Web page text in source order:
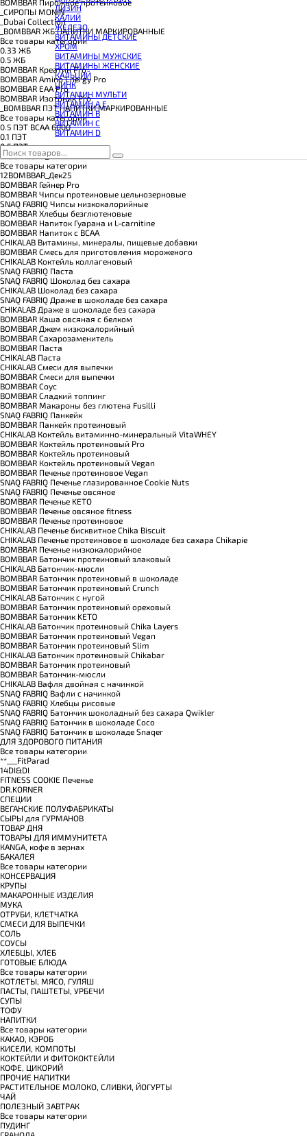
КРЕАТИН
ПОЛЕЗНЫЕ ЖИРЫ
ПРОТЕИН
ПРОТЕИНОВОЕ ПЕЧЕНЬЕ
ПРОТЕИНОВЫЕ БАТОНЧИКИ
ПРОТЕИНОВЫЕ КАШИ
ТЕСТОБУСТЕРЫ
ЦИТРУЛЛИН МАЛАТ
ПРЕДТРЕНИРОВОЧНЫЕ КОМПЛЕКСЫ
ЭНЕРГЕТИКИ И ЖИРОСЖИГАТЕЛИ#
ЛИЗИН
КАЛИЙ
ЖЕЛЕЗО
ВИТАМИНЫ ДЕТСКИЕ
ХРОМ
ВИТАМИНЫ МУЖСКИЕ
ВИТАМИНЫ ЖЕНСКИЕ
КАЛЬЦИЙ
ЦИНК
ВИТАМИН МУЛЬТИ
ВИТАМИН A E
ВИТАМИН B
ВИТАМИН C
ВИТАМИН D
_CИРОПЫ MONIN
_Dubai Collection
_BOMBBAR ЖБ НАПИТКИ МАРКИРОВАННЫЕ
Все товары категории
0.33 ЖБ
0.5 ЖБ
BOMBBAR Креатин Pro
BOMBBAR Amino Energy Pro
BOMBBAR EAA Pro
BOMBBAR Изотоник Pro
_BOMBBAR ПЭТ НАПИТКИ МАРКИРОВАННЫЕ
Все товары категории
0.5 ПЭТ ВСАА 6000
0.1 ПЭТ
0.5 ПЭТ
14BOMBBAR_24
Все товары категории
12BOMBBAR_Дек25
BOMBBAR Гейнер Pro
BOMBBAR Чипсы протеиновые цельнозерновые
SNAQ FABRIQ Чипсы низкокалорийные
BOMBBAR Хлебцы безглютеновые
BOMBBAR Напиток Гуарана и L-carnitine
BOMBBAR Напиток с BCAA
CHIKALAB Витамины, минералы, пищевые добавки
BOMBBAR Смесь для приготовления мороженого
CHIKALAB Коктейль коллагеновый
SNAQ FABRIQ Паста
SNAQ FABRIQ Шоколад без сахара
CHIKALAB Шоколад без сахара
SNAQ FABRIQ Драже в шоколаде без сахара
CHIKALAB Драже в шоколаде без сахара
BOMBBAR Каша овсяная с белком
BOMBBAR Джем низкокалорийный
BOMBBAR Сахарозаменитель
BOMBBAR Паста
CHIKALAB Паста
CHIKALAB Смеси для выпечки
BOMBBAR Смеси для выпечки
BOMBBAR Соус
BOMBBAR Сладкий топпинг
BOMBBAR Макароны без глютена Fusilli
SNAQ FABRIQ Панкейк
BOMBBAR Панкейк протеиновый
CHIKALAB Коктейль витаминно-минеральный VitaWHEY
BOMBBAR Коктейль протеиновый Pro
BOMBBAR Коктейль протеиновый
BOMBBAR Коктейль протеиновый Vegan
BOMBBAR Печенье протеиновое Vegan
SNAQ FABRIQ Печенье глазированное Cookie Nuts
SNAQ FABRIQ Печенье овсяное
BOMBBAR Печенье KETO
BOMBBAR Печенье овсяное fitness
BOMBBAR Печенье протеиновое
CHIKALAB Печенье бисквитное Chika Biscuit
CHIKALAB Печенье протеиновое в шоколаде без сахара Chikapie
BOMBBAR Печенье низкокалорийное
BOMBBAR Батончик протеиновый злаковый
CHIKALAB Батончик-мюсли
BOMBBAR Батончик протеиновый в шоколаде
BOMBBAR Батончик протеиновый Crunch
CHIKALAB Батончик с нугой
BOMBBAR Батончик протеиновый ореховый
BOMBBAR Батончик KETO
CHIKALAB Батончик протеиновый Chika Layers
BOMBBAR Батончик протеиновый Vegan
BOMBBAR Батончик протеиновый Slim
CHIKALAB Батончик протеиновый Chikabar
BOMBBAR Батончик протеиновый
BOMBBAR Батончик-мюсли
CHIKALAB Вафля двойная с начинкой
SNAQ FABRIQ Вафли с начинкой
SNAQ FABRIQ Хлебцы рисовые
SNAQ FABRIQ Батончик шоколадный без сахара Qwikler
SNAQ FABRIQ Батончик в шоколаде Coco
SNAQ FABRIQ Батончик в шоколаде Snaqer
ДЛЯ ЗДОРОВОГО ПИТАНИЯ
Все товары категории
**___FitParad
14DI&DI
FITNESS COOKIE Печенье
DR.KORNER
СПЕЦИИ
ВЕГАНСКИЕ ПОЛУФАБРИКАТЫ
СЫРЫ для ГУРМАНОВ
TОВАР ДНЯ
TОВАРЫ ДЛЯ ИММУНИТЕТА
КANGA, кофе в зернах
БАКАЛЕЯ
Все товары категории
КОНСЕРВАЦИЯ
КРУПЫ
МАКАРОННЫЕ ИЗДЕЛИЯ
МУКА
ОТРУБИ, КЛЕТЧАТКА
СМЕСИ ДЛЯ ВЫПЕЧКИ
СОЛЬ
СОУСЫ
ХЛЕБЦЫ, ХЛЕБ
ГОТОВЫЕ БЛЮДА
Все товары категории
КОТЛЕТЫ, МЯСО, ГУЛЯШ
ПАСТЫ, ПАШТЕТЫ, УРБЕЧИ
СУПЫ
ТОФУ
НАПИТКИ
Все товары категории
КАКАО, КЭРОБ
КИСЕЛИ, КОМПОТЫ
КОКТЕЙЛИ И ФИТОКОКТЕЙЛИ
КОФЕ, ЦИКОРИЙ
ПРОЧИЕ НАПИТКИ
РАСТИТЕЛЬНОЕ МОЛОКО, СЛИВКИ, ЙОГУРТЫ
ЧАЙ
ПОЛЕЗНЫЙ ЗАВТРАК
Все товары категории
ПУДИНГ